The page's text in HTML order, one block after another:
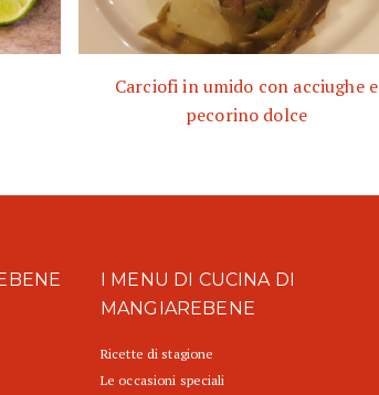
Carciofi in umido con acciughe e
pecorino dolce
I MENU DI CUCINA DI
MANGIAREBENE
Ricette di stagione
Le occasioni speciali